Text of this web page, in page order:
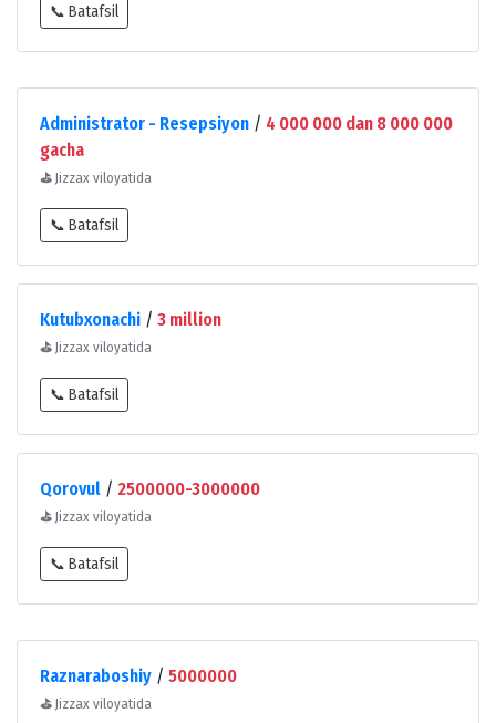
📞 Batafsil
Administrator - Resepsiyon / 4 000 000 dan 8 000 000
gacha
⛳ Jizzax viloyatida
📞 Batafsil
Kutubxonachi / 3 million
⛳ Jizzax viloyatida
📞 Batafsil
Qorovul / 2500000-3000000
⛳ Jizzax viloyatida
📞 Batafsil
Raznaraboshiy / 5000000
⛳ Jizzax viloyatida